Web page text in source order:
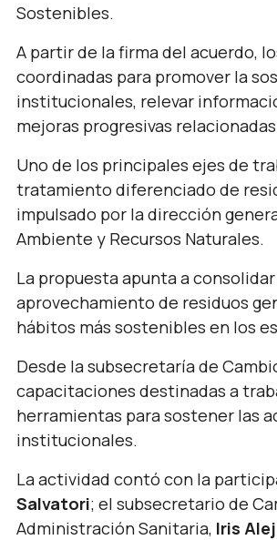
Sostenibles.
A partir de la firma del acuerdo,
coordinadas para promover la
institucionales, relevar
mejoras progresivas
Uno de los principales ejes de
tratamiento diferenciado de
impulsado por la dirección
Ambiente y Recursos Naturales.
La propuesta apunta a
aprovechamiento de residuos
hábitos más sostenibles en los
Desde la subsecretaría de
capacitaciones destinadas a
herramientas para sostener las
institucionales.
La actividad contó con la
Salvatori; el subsecretario de
Administración Sanitaria, Iris